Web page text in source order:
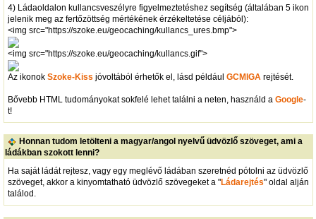
4) Ládaoldalon kullancsveszélyre figyelmeztetéshez segítség (általában 5 ikon
jelenik meg az fertőzöttség mértékének érzékeltetése céljából):
<img src="https://szoke.eu/geocaching/kullancs_ures.bmp">
<img src="https://szoke.eu/geocaching/kullancs.gif">
Az ikonok Szoke-Kiss jóvoltából érhetők el, lásd például GCMIGA rejtését.
Bővebb HTML tudományokat sokfelé lehet találni a neten, használd a Google-
t!
Honnan tudom letölteni a magyar/angol nyelvű üdvözlő szöveget, ami a
ládákban szokott lenni?
Ha saját ládát rejtesz, vagy egy meglévő ládában szeretnéd pótolni az üdvözlő
szöveget, akkor a kinyomtatható üdvözlő szövegeket a "Ládarejtés" oldal alján
találod.